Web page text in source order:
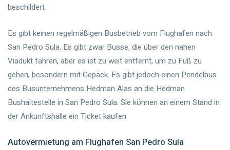
beschildert.
Es gibt keinen regelmäßigen Busbetrieb vom Flughafen nach
San Pedro Sula. Es gibt zwar Busse, die über den nahen
Viadukt fahren, aber es ist zu weit entfernt, um zu Fuß zu
gehen, besondern mit Gepäck. Es gibt jedoch einen Pendelbus
des Busunternehmens Hedman Alas an die Hedman
Bushaltestelle in San Pedro Sula. Sie können an einem Stand in
der Ankunftshalle ein Ticket kaufen.
Autovermietung am Flughafen San Pedro Sula